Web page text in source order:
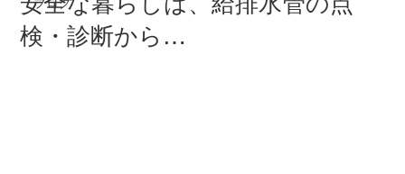
ブログ
検・診断から…